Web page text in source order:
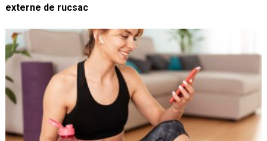
externe de rucsac